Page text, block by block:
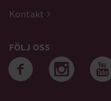
Kontakt
FÖLJ OSS
Följ oss
Följ